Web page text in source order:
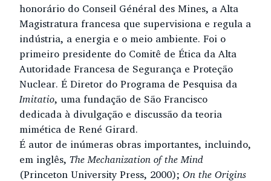
honorário do Conseil Général des Mines, a Alta
Magistratura francesa que supervisiona e regula a
indústria, a energia e o meio ambiente. Foi o
primeiro presidente do Comitê de Ética da Alta
Autoridade Francesa de Segurança e Proteção
Nuclear. É Diretor do Programa de Pesquisa da
Imitatio, uma fundação de São Francisco
dedicada à divulgação e discussão da teoria
mimética de René Girard.
É autor de inúmeras obras importantes, incluindo,
em inglês, The Mechanization of the Mind
(Princeton University Press, 2000); On the Origins